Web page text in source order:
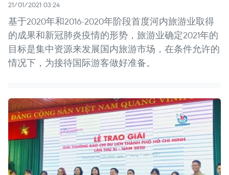
21/01/2021 03:24
基于2020年和2016-2020年阶段首度河内旅游业取得
的成果和新冠肺炎疫情的形势，旅游业确定2021年的
目标是集中资源来发展国内旅游市场，在条件允许的
情况下，为接待国际游客做好准备。